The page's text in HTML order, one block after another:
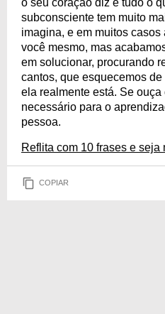
subconsciente tem muito
imagina, e em muitos
você mesmo, mas
em solucionar, procurando
cantos, que esquecemos
ela realmente está. Se
necessário para o
pessoa.
Reflita com 10 frases e seja
COPIAR